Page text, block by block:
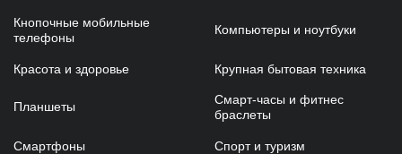
Кнопочные мобильные
телефоны
Компьютеры и ноутбуки
Красота и здоровье Крупная бытовая техника
Планшеты
Смарт-часы и фитнес
браслеты
Смартфоны Спорт и туризм